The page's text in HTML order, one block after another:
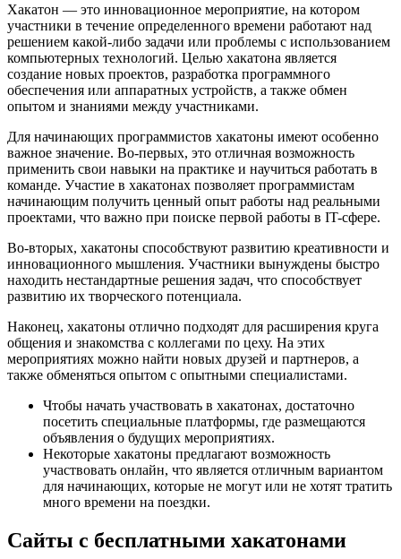
Хакатон — это инновационное мероприятие, на котором
участники в течение определенного времени работают над
решением какой-либо задачи или проблемы с использованием
компьютерных технологий. Целью хакатона является
создание новых проектов, разработка программного
обеспечения или аппаратных устройств, а также обмен
опытом и знаниями между участниками.
Для начинающих программистов хакатоны имеют особенно
важное значение. Во-первых, это отличная возможность
применить свои навыки на практике и научиться работать в
команде. Участие в хакатонах позволяет программистам
начинающим получить ценный опыт работы над реальными
проектами, что важно при поиске первой работы в IT-сфере.
Во-вторых, хакатоны способствуют развитию креативности и
инновационного мышления. Участники вынуждены быстро
находить нестандартные решения задач, что способствует
развитию их творческого потенциала.
Наконец, хакатоны отлично подходят для расширения круга
общения и знакомства с коллегами по цеху. На этих
мероприятиях можно найти новых друзей и партнеров, а
также обменяться опытом с опытными специалистами.
Чтобы начать участвовать в хакатонах, достаточно
посетить специальные платформы, где размещаются
объявления о будущих мероприятиях.
Некоторые хакатоны предлагают возможность
участвовать онлайн, что является отличным вариантом
для начинающих, которые не могут или не хотят тратить
много времени на поездки.
Сайты с бесплатными хакатонами